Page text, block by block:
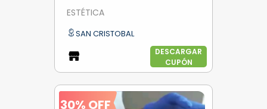
ESTÉTICA
SAN CRISTOBAL
DESCARGAR
CUPÓN
30% OFF